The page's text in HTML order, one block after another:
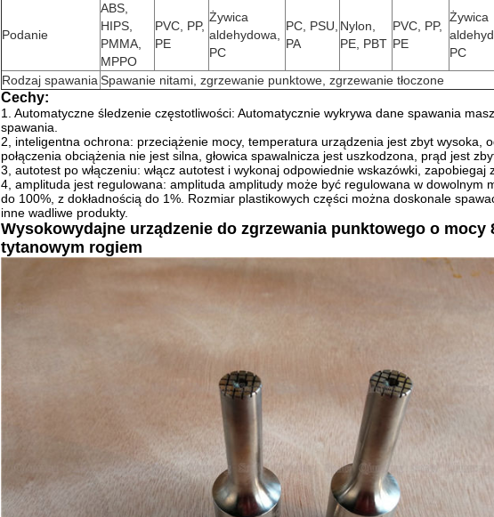
Podanie
ABS,
HIPS,
PMMA,
MPPO
PVC, PP,
PE
Żywica
aldehydowa,
PC
PC, PSU,
PA
Nylon,
PE, PBT
PVC, PP,
PE
Żywica
PC
Rodzaj spawania Spawanie nitami, zgrzewanie punktowe, zgrzewanie tłoczone
Cechy:
1. Automatyczne śledzenie częstotliwości: Automatycznie wykrywa dane spawania
spawania.
2, inteligentna ochrona: przeciążenie mocy, temperatura urządzenia jest zbyt wysoka,
połączenia obciążenia nie jest silna, głowica spawalnicza jest uszkodzona, prąd jest
3, autotest po włączeniu: włącz autotest i wykonaj odpowiednie wskazówki, zapobiegaj
4, amplituda jest regulowana: amplituda amplitudy może być regulowana w dowolnym
do 100%, z dokładnością do 1%. Rozmiar plastikowych części można doskonale
inne wadliwe produkty.
Wysokowydajne urządzenie do zgrzewania punktowego o mocy
tytanowym rogiem